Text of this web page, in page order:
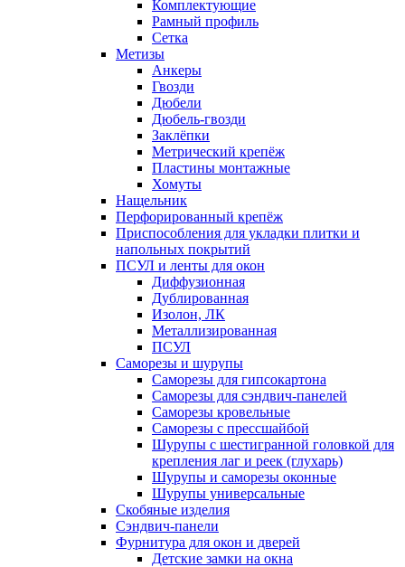
Комплектующие
Рамный профиль
Сетка
Метизы
Анкеры
Гвозди
Дюбели
Дюбель-гвозди
Заклёпки
Метрический крепёж
Пластины монтажные
Хомуты
Нащельник
Перфорированный крепёж
Приспособления для укладки плитки и
напольных покрытий
ПСУЛ и ленты для окон
Диффузионная
Дублированная
Изолон, ЛК
Металлизированная
ПСУЛ
Саморезы и шурупы
Саморезы для гипсокартона
Саморезы для сэндвич-панелей
Саморезы кровельные
Саморезы с прессшайбой
Шурупы с шестигранной головкой для
крепления лаг и реек (глухарь)
Шурупы и саморезы оконные
Шурупы универсальные
Скобяные изделия
Сэндвич-панели
Фурнитура для окон и дверей
Детские замки на окна